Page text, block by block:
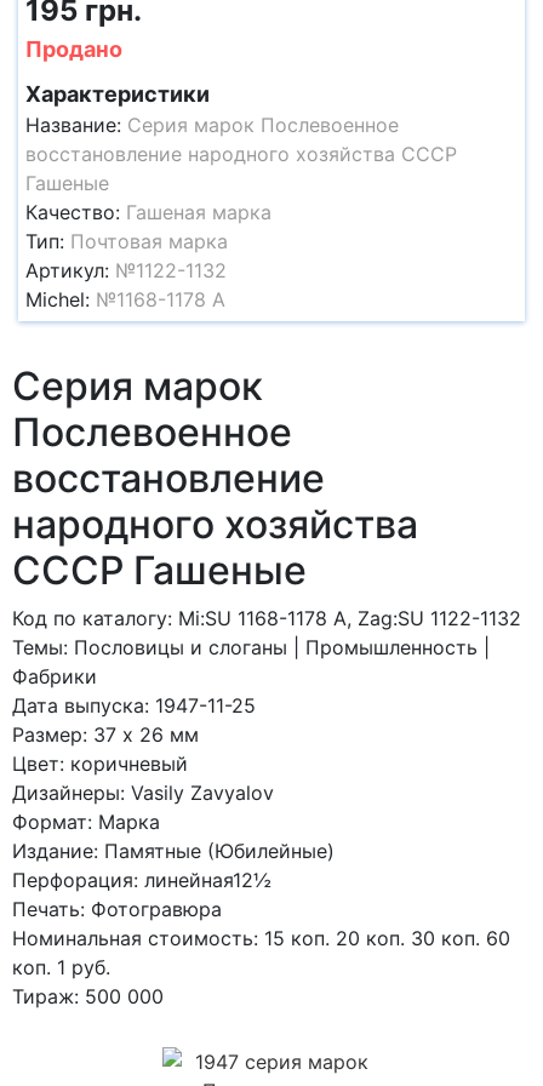
195 грн.
Продано
Характеристики
Название: Серия марок Послевоенное
восстановление народного хозяйства СССР
Гашеные
Качество: Гашеная марка
Тип: Почтовая марка
Артикул: №1122-1132
Michel: №1168-1178 A
Серия марок
Послевоенное
восстановление
народного хозяйства
СССР Гашеные
Код по каталогy: Mi:SU 1168-1178 A, Zag:SU 1122-1132
Темы: Пословицы и слоганы | Промышленность |
Фабрики
Дата выпуска: 1947-11-25
Размер: 37 x 26 мм
Цвет: коричневый
Дизайнеры: Vasily Zavyalov
Формат: Марка
Издание: Памятные (Юбилейные)
Перфорация: линейная12½
Печать: Фотогравюра
Номинальная стоимость: 15 коп. 20 коп. 30 коп. 60
коп. 1 руб.
Тираж: 500 000